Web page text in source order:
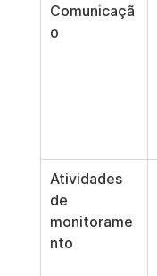
Comunicaçã
o
Atividades
de
monitorame
nto